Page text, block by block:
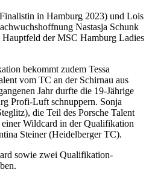
in Hamburg 2023) und Lois
Nastasja Schunk
der MSC Hamburg Ladies
bekommt zudem Tessa
vom TC an der Schirnau aus
Jahr durfte die 19-Jährige
Profi-Luft schnuppern. Sonja
die Teil des Porsche Talent
Wildcard in der Qualifikation
Steiner (Heidelberger TC).
sowie zwei Qualifikation-